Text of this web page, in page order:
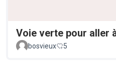
Voie verte pour aller
bosvieux
5